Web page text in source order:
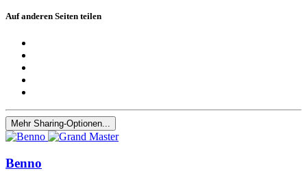
Auf anderen Seiten teilen
Mehr Sharing-Optionen...
Benno